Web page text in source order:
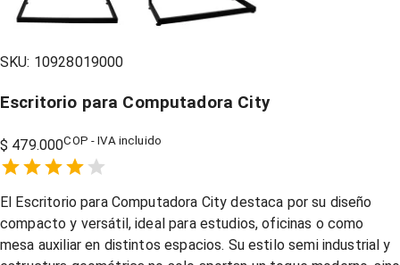
SKU: 10928019000
Escritorio para Computadora City
$ 479.000COP - IVA incluido
1 Star,
2 Stars,
3 Stars,
4 Stars,
5 Stars,
El Escritorio para Computadora City destaca por su diseño
compacto y versátil, ideal para estudios, oficinas o como
mesa auxiliar en distintos espacios. Su estilo semi industrial y